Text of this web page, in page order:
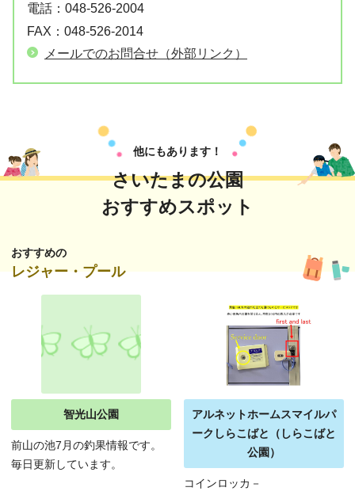
電話： 048-526-2004
FAX： 048-526-2014
メールでのお問合せ（外部リンク）
他にもあります！
さいたまの公園
おすすめスポット
おすすめの
レジャー・プール
智光山公園
前山の池7月の釣果情報です。
毎日更新しています。
アルネットホームスマイルパ
ークしらこばと（しらこばと
公園）
コインロッカ－